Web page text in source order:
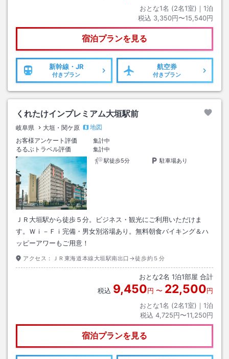
おとな1名 (2名1室)｜ 1泊
税込 3,350円〜15,540円
宿泊プランを見る
新幹線・JR
付きプラン
航空券
付きプラン
くれたけインプレミアム大垣駅前
岐阜県 大垣・関ケ原
地図
お客様アンケート評価
集計中
るるぶトラベル評価
集計中
駅徒歩5分
駐車場あり
ＪＲ大垣駅から徒歩５分。ビジネス・観光にご利用いただけま
す。Ｗｉ－Ｆｉ完備・男女別浴場あり。無料朝食バイキング＆ハ
ッピーアワーもご用意！
アクセス： ＪＲ東海道本線大垣駅南出口→徒歩約５分
おとな2名 1泊1部屋 合計
税込 9,450円 〜 22,500円
おとな1名 (2名1室)｜ 1泊
税込 4,725円〜11,250円
宿泊プランを見る